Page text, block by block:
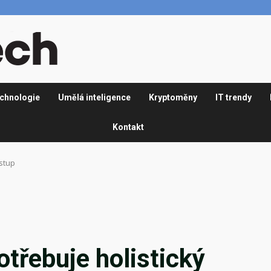
Umělá inteligence Kryptoměny IT trendy
Kontakt
holistický